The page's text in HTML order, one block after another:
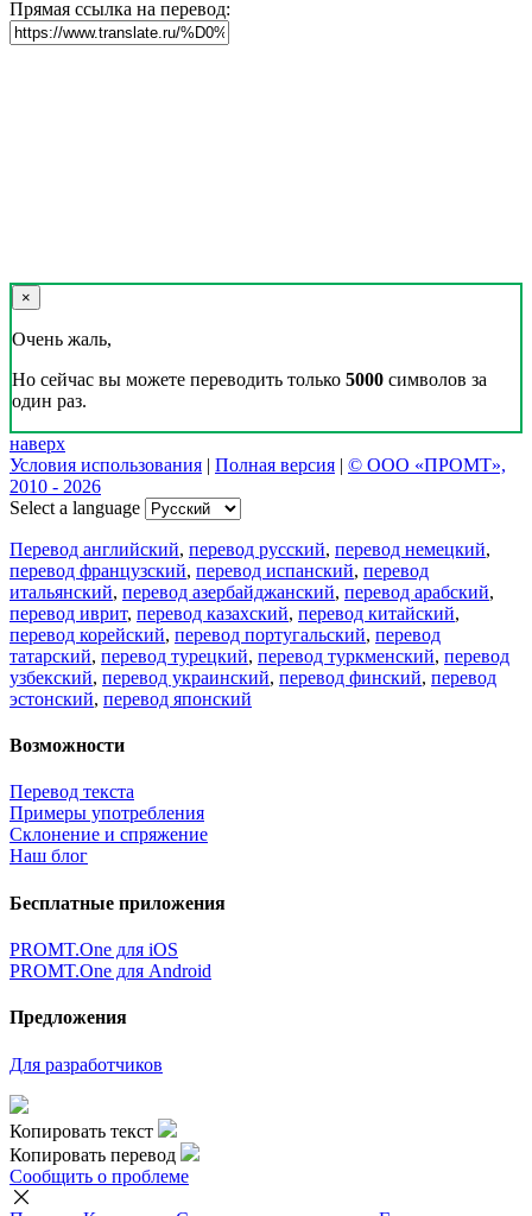
Прямая ссылка на перевод:
×
Очень жаль,
Но сейчас вы можете переводить только 5000 символов за
один раз.
наверх
Условия использования | Полная версия | © ООО «ПРОМТ»,
2010 - 2026
Select a language
Перевод английский, перевод русский, перевод немецкий,
перевод французский, перевод испанский, перевод
итальянский, перевод азербайджанский, перевод арабский,
перевод иврит, перевод казахский, перевод китайский,
перевод корейский, перевод португальский, перевод
татарский, перевод турецкий, перевод туркменский, перевод
узбекский, перевод украинский, перевод финский, перевод
эстонский, перевод японский
Возможности
Перевод текста
Примеры употребления
Склонение и спряжение
Наш блог
Бесплатные приложения
PROMT.One для iOS
PROMT.One для Android
Предложения
Для разработчиков
Копировать текст
Копировать перевод
Сообщить о проблеме